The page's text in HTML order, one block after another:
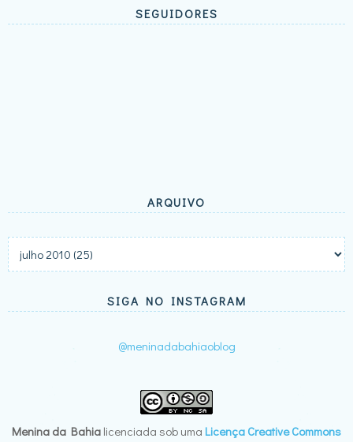
SEGUIDORES
ARQUIVO
SIGA NO INSTAGRAM
@meninadabahiaoblog
Menina da Bahia licenciada sob uma Licença Creative Commons